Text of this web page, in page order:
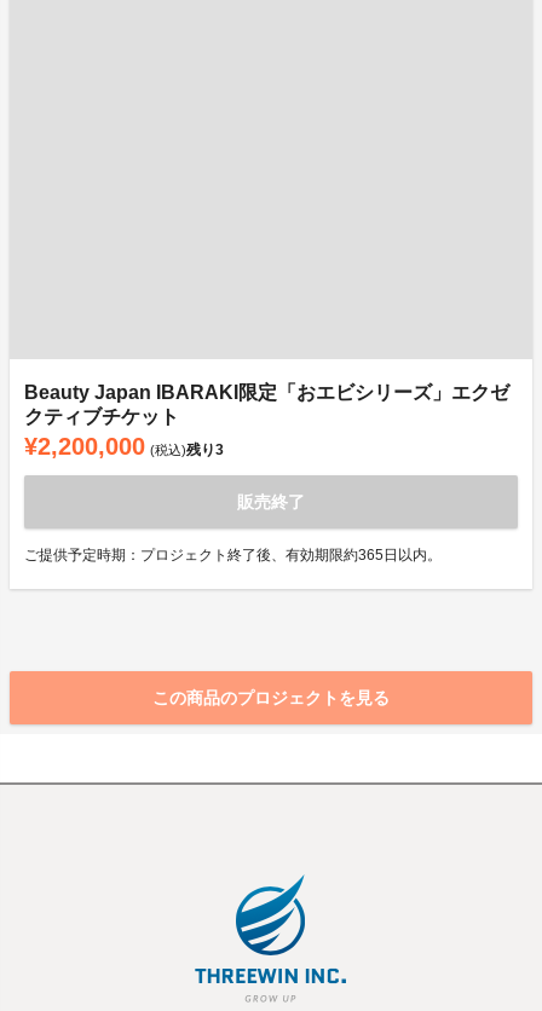
Beauty Japan IBARAKI限定「おエビシリーズ」エクゼ
クティブチケット
¥2,200,000 (税込)残り3
販売終了
ご提供予定時期：プロジェクト終了後、有効期限約365日以内。
この商品のプロジェクトを見る